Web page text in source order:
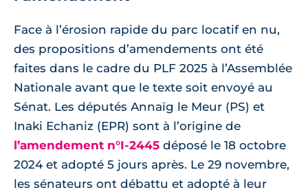
Face à l’érosion rapide du parc locatif en nu,
des propositions d’amendements ont été
faites dans le cadre du PLF 2025 à l’Assemblée
Nationale avant que le texte soit envoyé au
Sénat. Les députés Annaïg le Meur (PS) et
Inaki Echaniz (EPR) sont à l’origine de
l’amendement n°I-2445 déposé le 18 octobre
2024 et adopté 5 jours après. Le 29 novembre,
les sénateurs ont débattu et adopté à leur